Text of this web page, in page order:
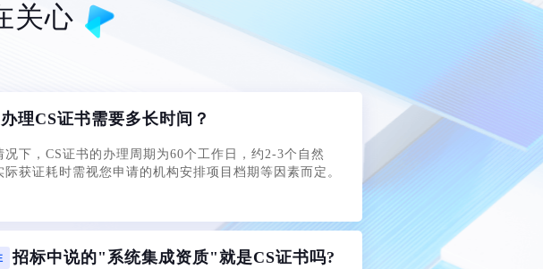
关心
办理CS证书需要多长时间？
况下，CS证书的办理周期为60个工作日，约2-3个自然
际获证耗时需视您申请的机构安排项目档期等因素而定。
招标中说的"系统集成资质"就是CS证书吗?